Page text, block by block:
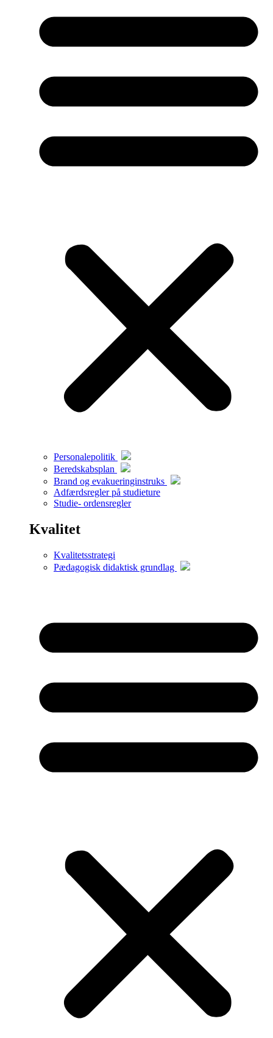
Personalepolitik
Beredskabsplan
Brand og evakueringinstruks
Adfærdsregler på studieture
Studie- ordensregler
Kvalitet
Kvalitetsstrategi
Pædagogisk didaktisk grundlag